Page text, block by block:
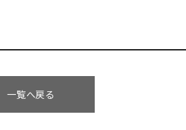
一覧へ戻る